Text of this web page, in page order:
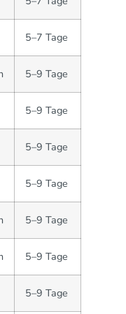
5–7 Tage
5–9 Tage
5–9 Tage
5–9 Tage
5–9 Tage
5–9 Tage
5–9 Tage
5–9 Tage